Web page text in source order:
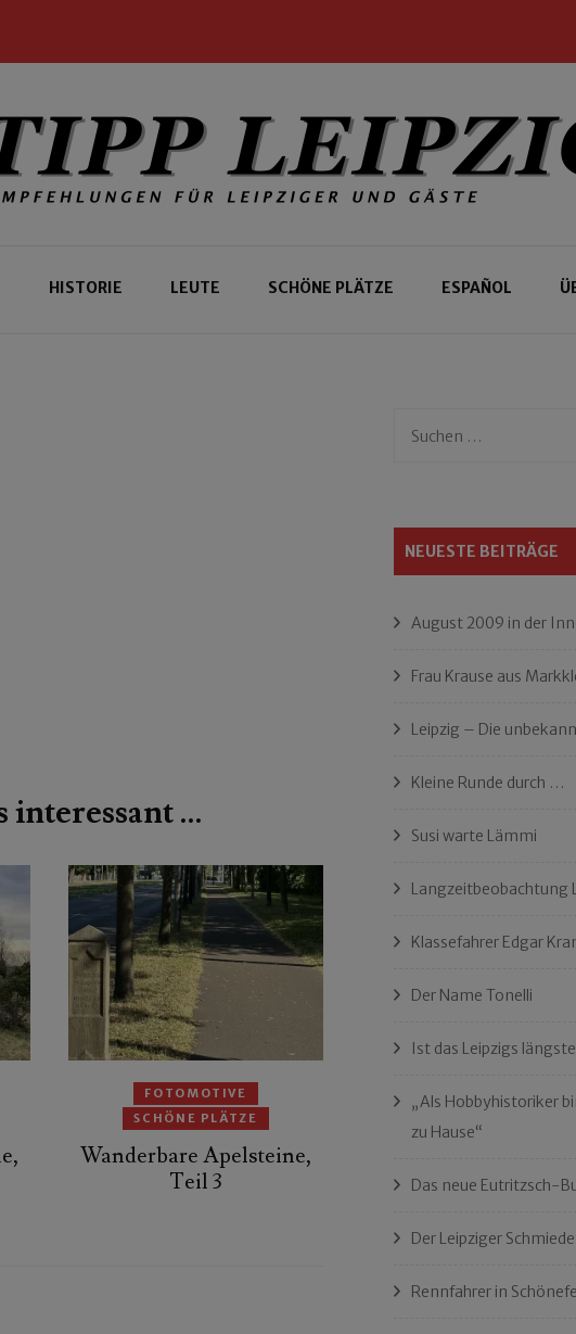
HISTORIE LEUTE SCHÖNE PLÄTZE ESPAÑOL
…
FOTOMOTIVE
SCHÖNE PLÄTZE
Wanderbare Apelsteine,
Teil 3
Suchen
NEUESTE BEITRÄGE
August 2009 in der
Frau Krause aus
Leipzig – Die
Kleine Runde durch …
Susi warte Lämmi
Langzeitbeobachtung
Klassefahrer Edgar
Der Name Tonelli
Ist das Leipzigs
„Als Hobbyhistoriker
zu Hause“
Das neue Eutritzsch-
Der Leipziger
Rennfahrer in